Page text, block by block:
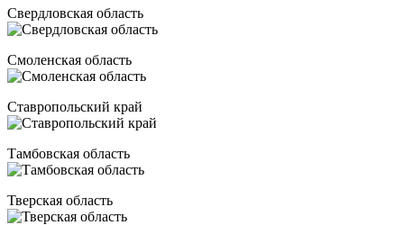
Свердловская область
Смоленская область
Ставропольский край
Тамбовская область
Тверская область